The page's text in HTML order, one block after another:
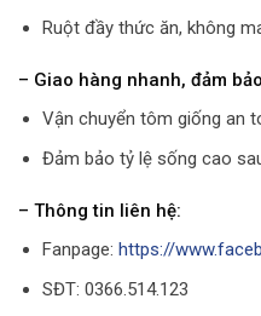
Ruột đầy thức ăn, không
– Giao hàng nhanh, đảm
Vận chuyển tôm giống an
Đảm bảo tỷ lệ sống cao
– Thông tin liên hệ:
Fanpage: https://
SĐT: 0366.514.123